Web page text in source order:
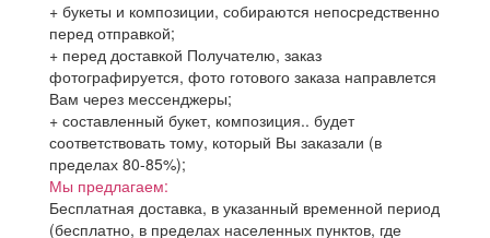
+ букеты и композиции, собираются непосредственно
перед отправкой;
+ перед доставкой Получателю, заказ
фотографируется, фото готового заказа направлется
Вам через мессенджеры;
+ составленный букет, композиция.. будет
соответствовать тому, который Вы заказали (в
пределах 80-85%);
Мы предлагаем:
Бесплатная доставка, в указанный временной период
(бесплатно, в пределах населенных пунктов, где